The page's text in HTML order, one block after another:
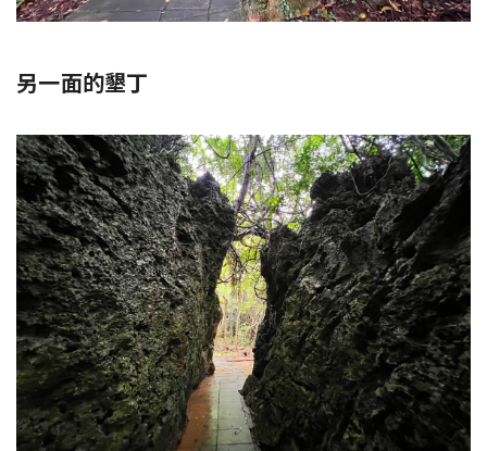
另一面的墾丁